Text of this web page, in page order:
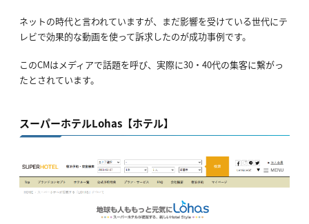
ネットの時代と言われていますが、まだ影響を受けている世代にテ
レビで効果的な動画を使って訴求したのが成功事例です。
このCMはメディアで話題を呼び、実際に30・40代の集客に繋がっ
たとされています。
スーパーホテルLohas【ホテル】